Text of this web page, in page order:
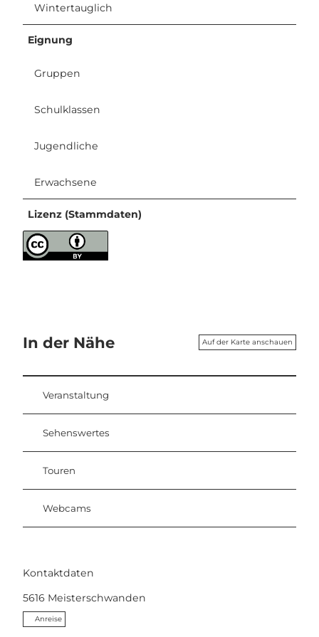
Wintertauglich
Eignung
Gruppen
Schulklassen
Jugendliche
Erwachsene
Lizenz (Stammdaten)
In der Nähe Auf der Karte anschauen
Veranstaltung
Sehenswertes
Touren
Webcams
Kontaktdaten
5616 Meisterschwanden
Anreise